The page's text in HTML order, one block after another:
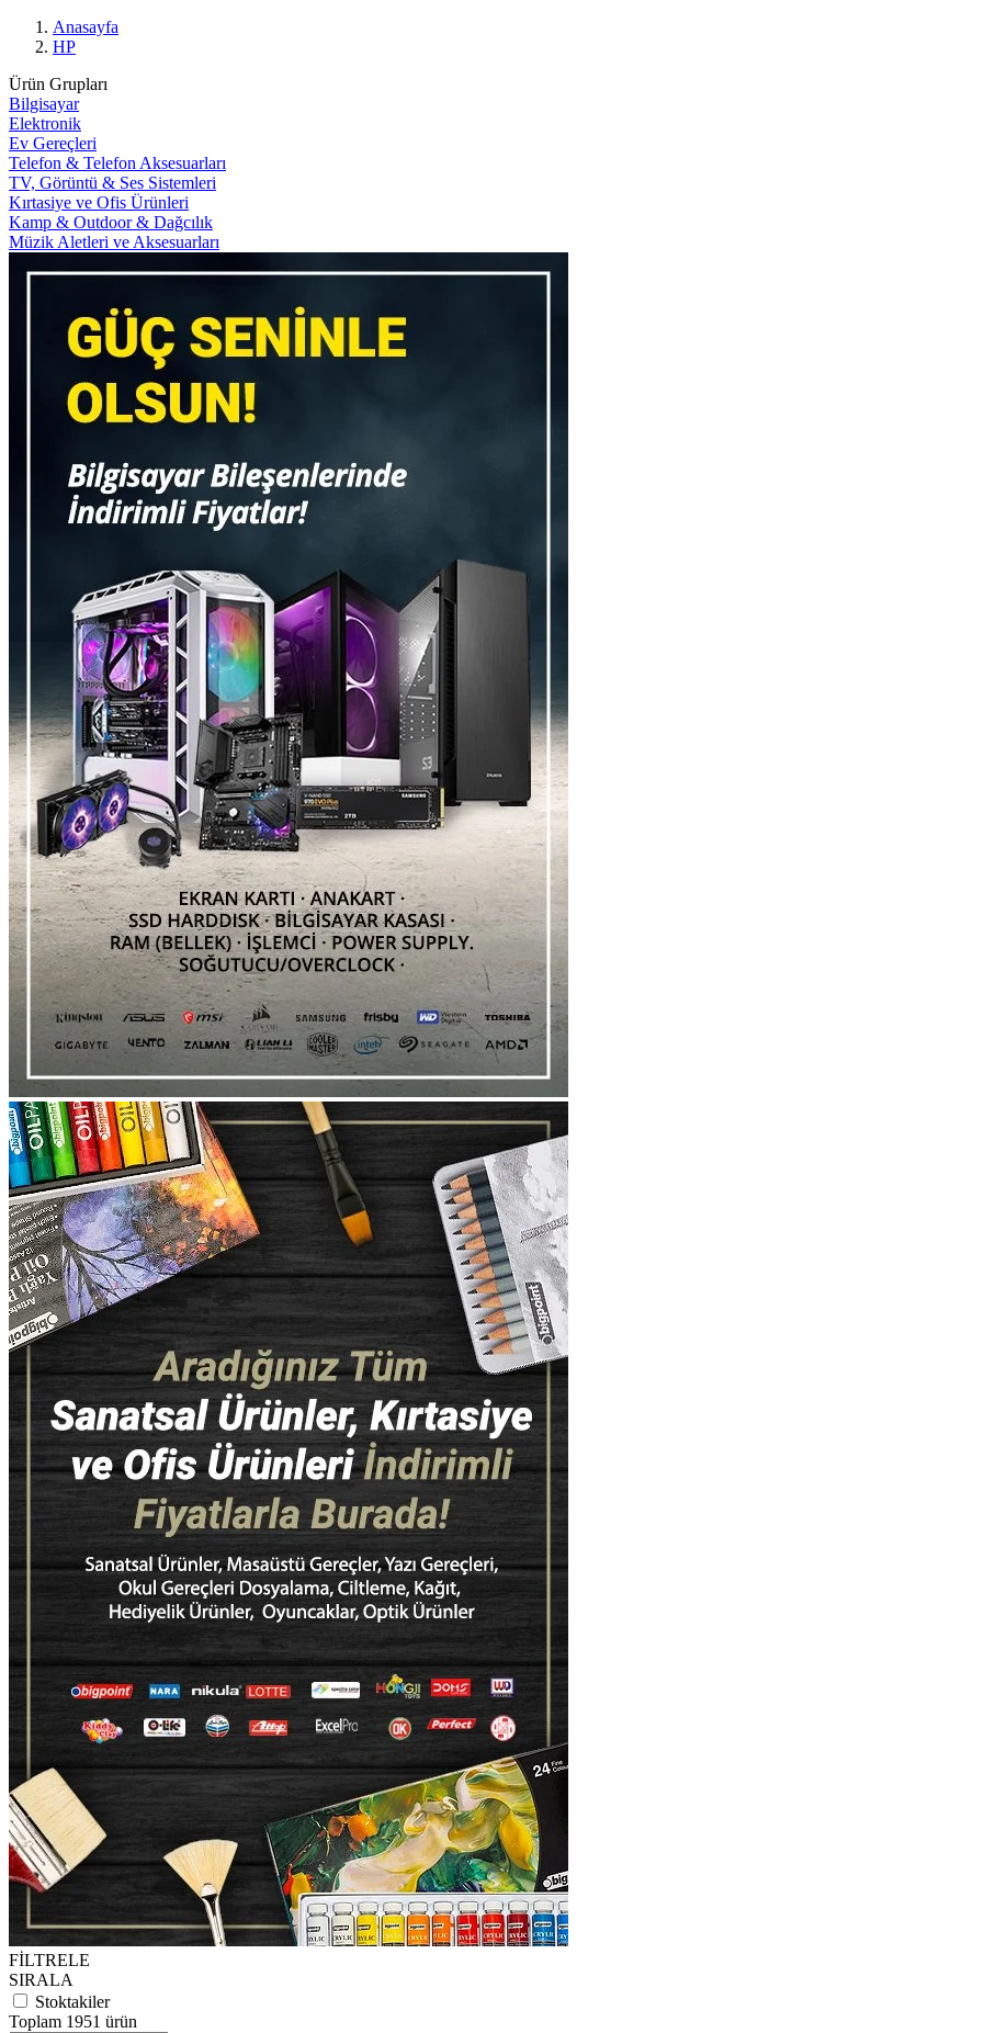
Anasayfa
HP
Ürün Grupları
Bilgisayar
Elektronik
Ev Gereçleri
Telefon & Telefon Aksesuarları
TV, Görüntü & Ses Sistemleri
Kırtasiye ve Ofis Ürünleri
Kamp & Outdoor & Dağcılık
Müzik Aletleri ve Aksesuarları
FİLTRELE
SIRALA
Stoktakiler
Toplam 1951 ürün